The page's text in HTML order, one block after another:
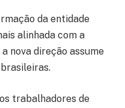
da entidade
alinhada com a
nova direção assume
trabalhadores de